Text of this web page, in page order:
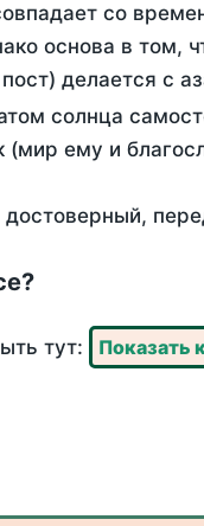
со
основа в том,
делается с
солнца
ему и
достоверный,
тут: Показать